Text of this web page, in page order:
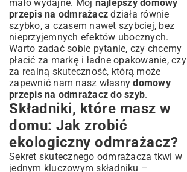
mało wydajne. Mój najlepszy domowy
przepis na odmrażacz działa równie
szybko, a czasem nawet szybciej, bez
nieprzyjemnych efektów ubocznych.
Warto zadać sobie pytanie, czy chcemy
płacić za markę i ładne opakowanie, czy
za realną skuteczność, którą może
zapewnić nam nasz własnydomowy
przepis na odmrażacz do szyb.
Składniki, które masz w
domu: Jak zrobić
ekologiczny odmrażacz?
Sekret skutecznego odmrażacza tkwi w
jednym kluczowym składniku –